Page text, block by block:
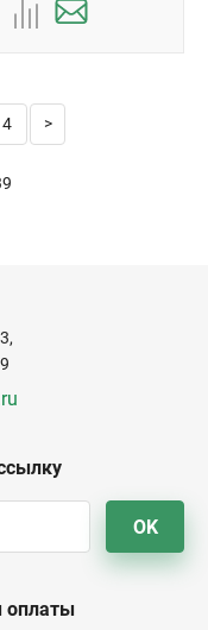
4
OK
оплаты